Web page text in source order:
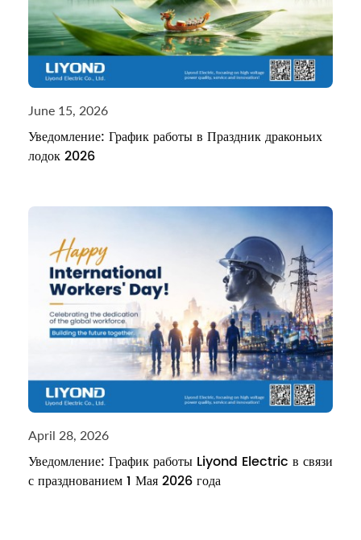
June 15, 2026
Уведомление: График работы в Праздник драконьих
лодок 2026
April 28, 2026
Уведомление: График работы Liyond Electric в связи
с празднованием 1 Мая 2026 года